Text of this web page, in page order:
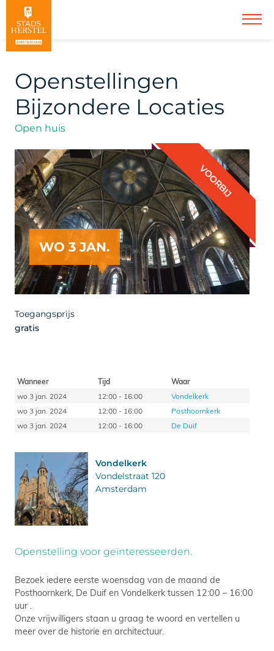
Openstellingen
Bijzondere Locaties
Open huis
WO 3 JAN.
VOORBIJ
Toegangsprijs
gratis
Wanneer Tijd
Waar
wo 3 jan. 2024
12:00 - 16:00
Vondelkerk
wo 3 jan. 2024
12:00 - 16:00
Posthoornkerk
wo 3 jan. 2024
12:00 - 16:00 De Duif
Vondelkerk
Vondelstraat 120
Amsterdam
Openstelling voor geïnteresseerden.
Bezoek iedere eerste woensdag van de maand de
Posthoornkerk, De Duif en Vondelkerk tussen 12:00 – 16:00
uur .
Onze vrijwilligers staan u graag te woord en vertellen u
meer over de historie en architectuur.